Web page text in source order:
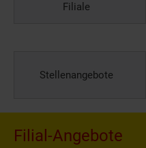
Filiale
Stellenangebote
Filial-Angebote